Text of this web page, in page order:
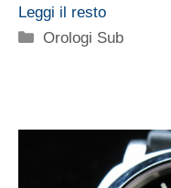
Leggi il resto
Categorie
Orologi Sub